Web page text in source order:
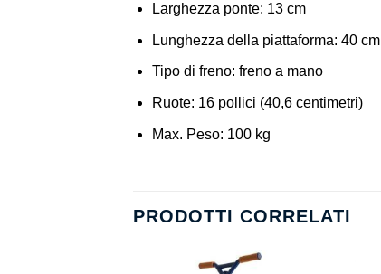
Larghezza ponte: 13 cm
Lunghezza della piattaforma: 40 cm
Tipo di freno: freno a mano
Ruote: 16 pollici (40,6 centimetri)
Max. Peso: 100 kg
PRODOTTI CORRELATI